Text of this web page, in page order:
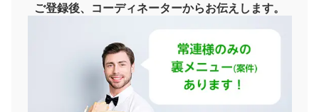
ご登録後、コーディネーターからお伝えします。